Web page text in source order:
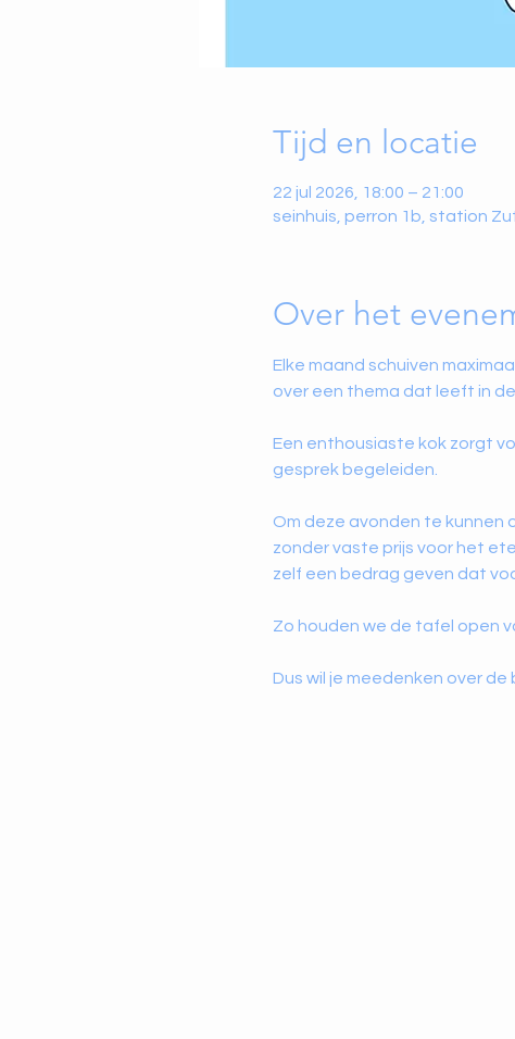
Tijd en locatie
22 jul 2026, 18:00 – 21:00
seinhuis, perron 1b, station
Over het
Elke maand schuiven
over een thema dat leeft in
Een enthousiaste kok zorgt
gesprek begeleiden.
Om deze avonden te kunnen
zonder vaste prijs voor het
zelf een bedrag geven dat
Zo houden we de tafel open
Dus wil je meedenken over